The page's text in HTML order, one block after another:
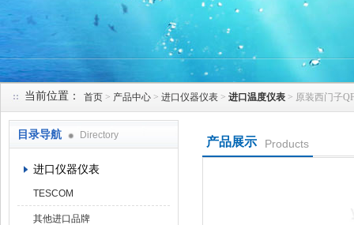
当前位置： 首页 > 产品中心 > 进口仪器仪表 > 进口温度仪表 > 原装西门子
目录导航 Directory
进口仪器仪表
TESCOM
其他进口品牌
产品展示 Products